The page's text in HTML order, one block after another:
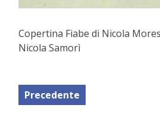
Copertina Fiabe di Nicola
Nicola Samorì
Precedente